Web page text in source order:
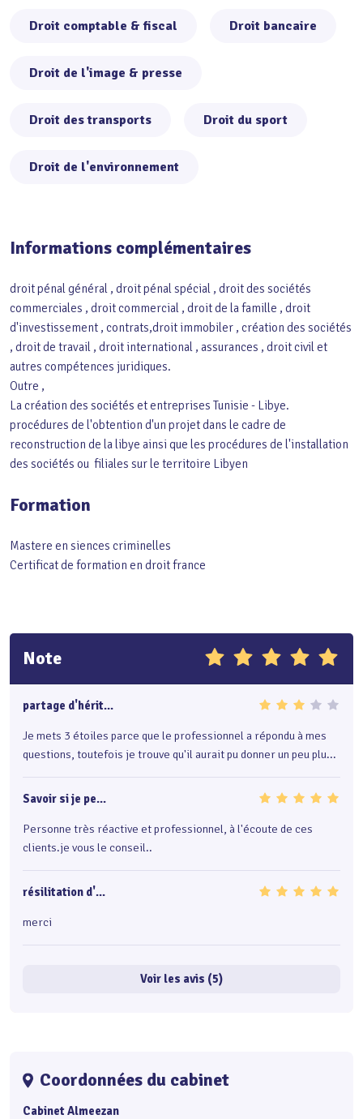
Droit comptable & fiscal Droit bancaire
Droit de l'image & presse
Droit des transports Droit du sport
Droit de l'environnement
Informations complémentaires
droit pénal général , droit pénal spécial , droit des sociétés
commerciales , droit commercial , droit de la famille , droit
d'investissement , contrats,droit immobiler , création des sociétés
, droit de travail , droit international , assurances , droit civil et
autres compétences juridiques.
Outre ,
La création des sociétés et entreprises Tunisie - Libye.
procédures de l'obtention d'un projet dans le cadre de
reconstruction de la libye ainsi que les procédures de l'installation
des sociétés ou filiales sur le territoire Libyen
Formation
Mastere en siences criminelles
Certificat de formation en droit france
Note
partage d'hérit...
Je mets 3 étoiles parce que le professionnel a répondu à mes
questions, toutefois je trouve qu'il aurait pu donner un peu plu...
Savoir si je pe...
Personne très réactive et professionnel, à l'écoute de ces
clients.je vous le conseil..
résilitation d'...
merci
Voir les avis (5)
Coordonnées du cabinet
Cabinet Almeezan